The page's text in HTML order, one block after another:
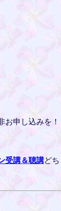
申し込みを！
受講＆聴講ど